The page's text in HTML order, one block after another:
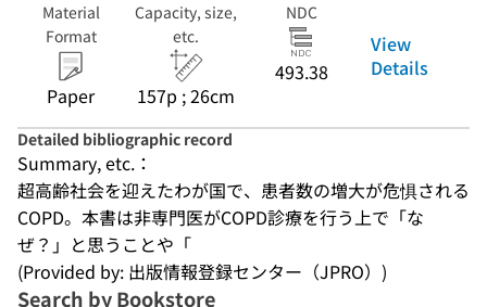
Material
Format
Paper
Capacity, size,
etc.
157p ; 26cm
NDC
493.38
View
Details
Detailed bibliographic record
Summary, etc.：
超高齢社会を迎えたわが国で、患者数の増大が危惧される
COPD。本書は非専門医がCOPD診療を行う上で「な
ぜ？」と思うことや「
(Provided by: 出版情報登録センター（JPRO）)
Search by Bookstore